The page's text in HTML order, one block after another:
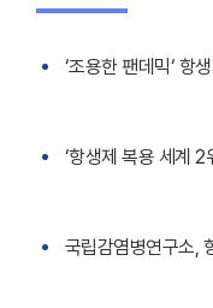
‘조용한 팬데믹‘ 항생제 내
‘항생제 복용 세계 2위’ 한국,
국립감염병연구소, 항생제 내